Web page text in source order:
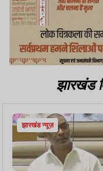
झारखंड
झारखंड न्यूज़